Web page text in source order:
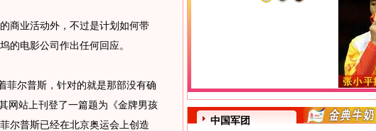
业活动外，不过是计划如何带
的电影公司作出任何回应。
尔普斯，针对的就是那部没有确
网站上刊登了一篇题为《金牌男孩
尔普斯已经在北京奥运会上创造
中国军团